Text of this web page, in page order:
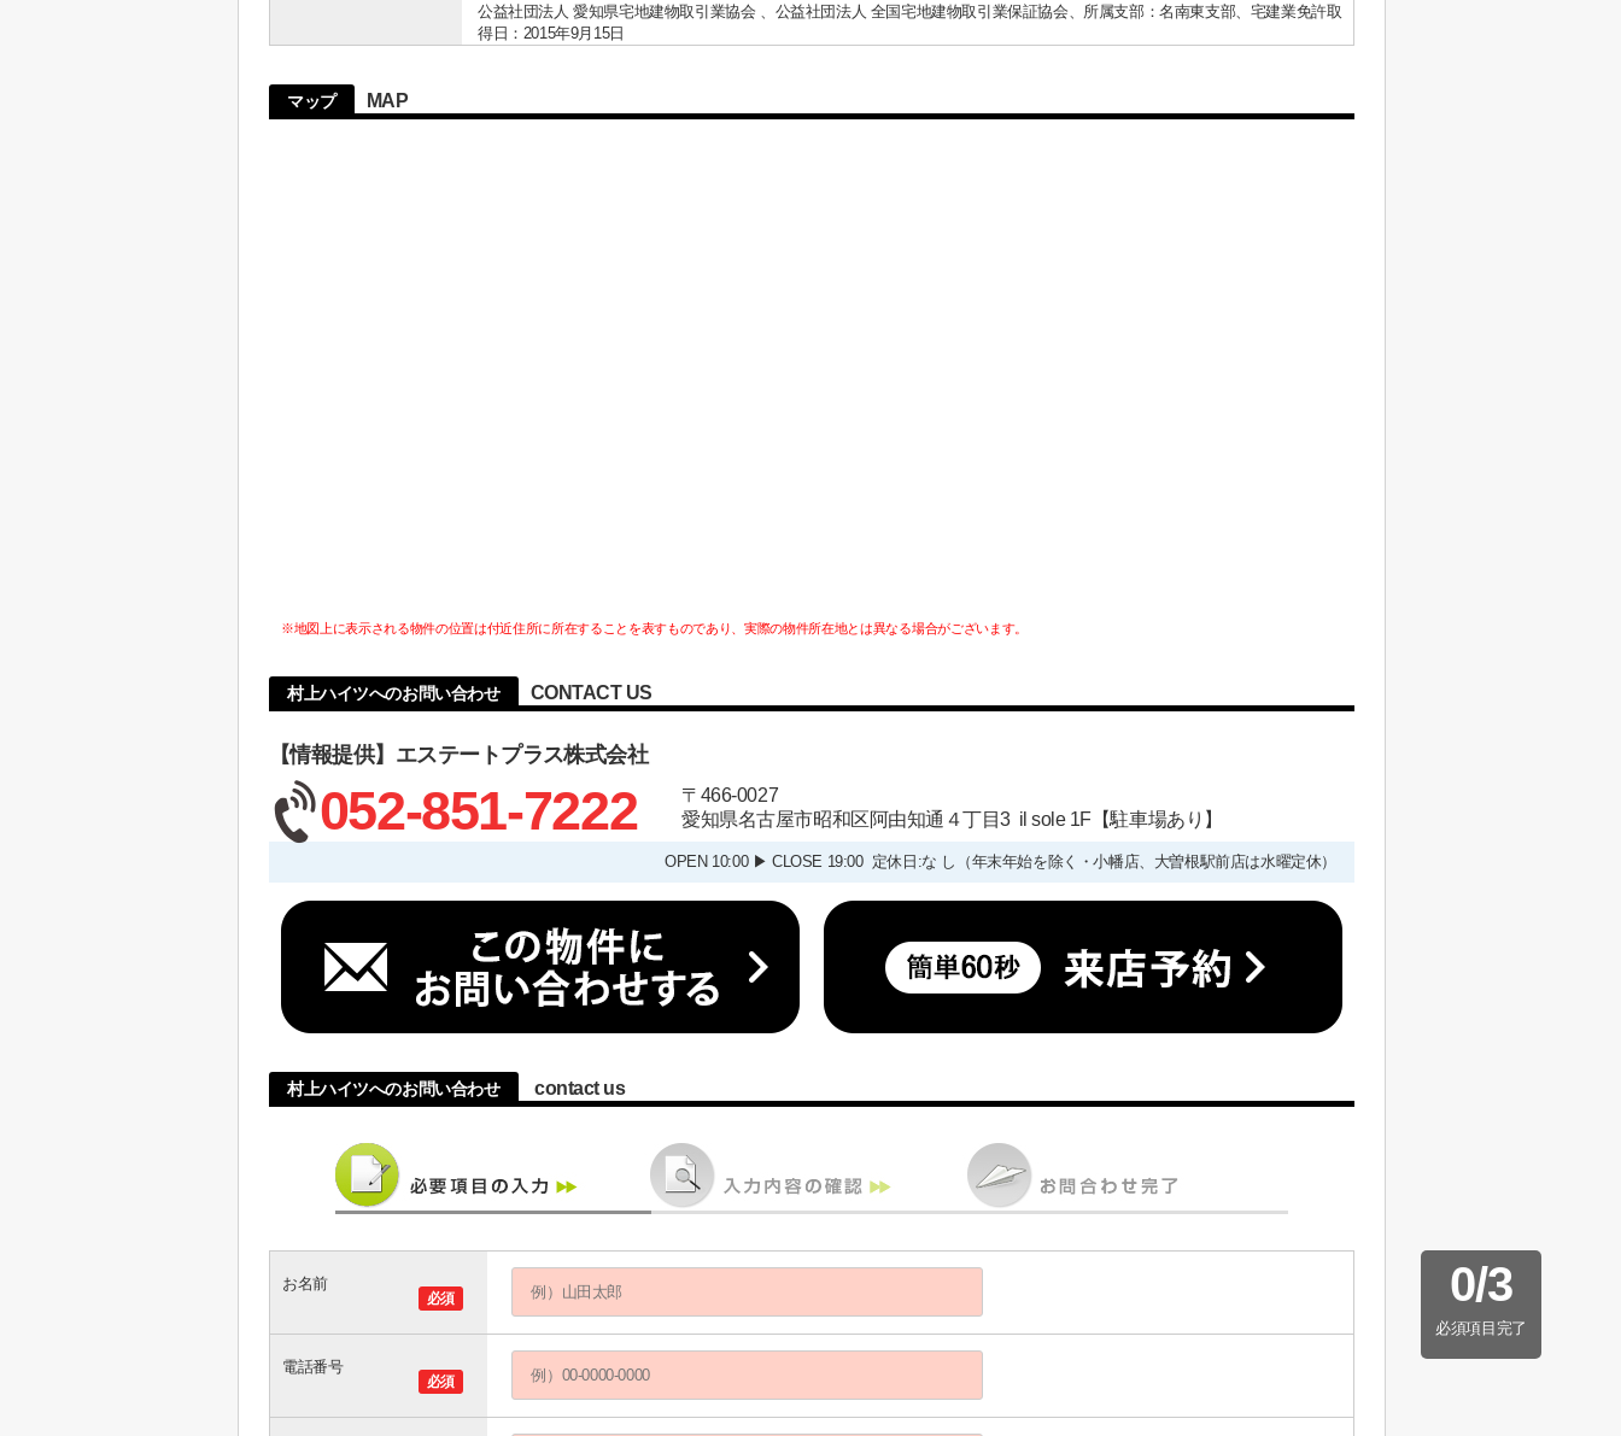
公益社団法人 愛知県宅地建物取引業協会 、公益社団法人 全国宅地建物取引業保証協会、所属支部：名南東支部、宅建業免許取
得日：2015年9月15日
マップ MAP
※地図上に表示される物件の位置は付近住所に所在することを表すものであり、実際の物件所在地とは異なる場合がございます。
村上ハイツへのお問い合わせ CONTACT US
【情報提供】エステートプラス株式会社
052-851-7222
〒466-0027
愛知県名古屋市昭和区阿由知通４丁目3 il sole 1F【駐車場あり】
OPEN 10:00 ▶ CLOSE 19:00 定休日:な し（年末年始を除く・小幡店、大曽根駅前店は水曜定休）
村上ハイツへのお問い合わせ contact us
0/3
必須項目完了
必須
お名前
必須
電話番号